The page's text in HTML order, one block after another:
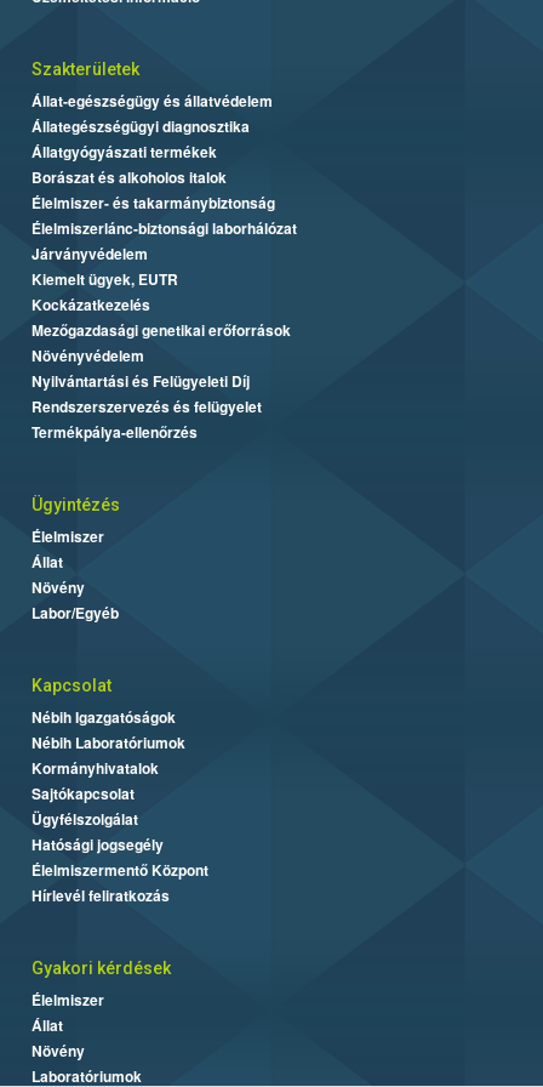
Szakterületek
Állat-egészségügy és állatvédelem
Állategészségügyi diagnosztika
Állatgyógyászati termékek
Borászat és alkoholos italok
Élelmiszer- és takarmánybiztonság
Élelmiszerlánc-biztonsági laborhálózat
Járványvédelem
Kiemelt ügyek, EUTR
Kockázatkezelés
Mezőgazdasági genetikai erőforrások
Növényvédelem
Nyilvántartási és Felügyeleti Díj
Rendszerszervezés és felügyelet
Termékpálya-ellenőrzés
Ügyintézés
Élelmiszer
Állat
Növény
Labor/Egyéb
Kapcsolat
Nébih Igazgatóságok
Nébih Laboratóriumok
Kormányhivatalok
Sajtókapcsolat
Ügyfélszolgálat
Hatósági jogsegély
Élelmiszermentő Központ
Hírlevél feliratkozás
Gyakori kérdések
Élelmiszer
Állat
Növény
Laboratóriumok